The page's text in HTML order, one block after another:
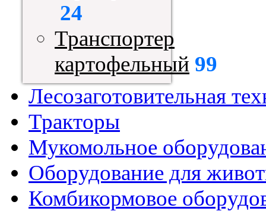
24
Транспортер
картофельный 99
Лесозаготовительная
Тракторы
Мукомольное
Оборудование для
Комбикормовое